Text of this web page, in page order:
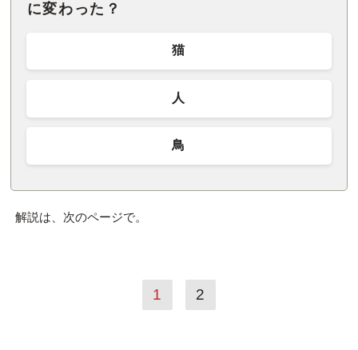
に変わった？
猫
人
鳥
解説は、次のページで。
1 2